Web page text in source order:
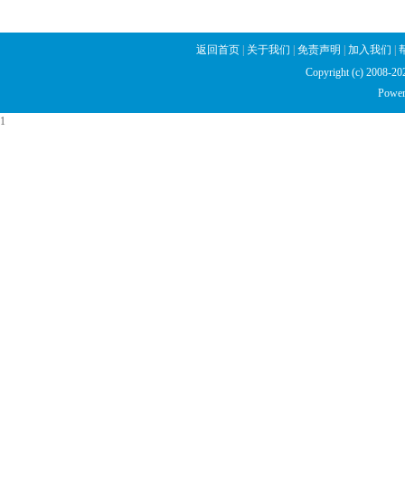
返回首页 关于我们 免责声明 加入我们
Copyright (c) 2008-
1